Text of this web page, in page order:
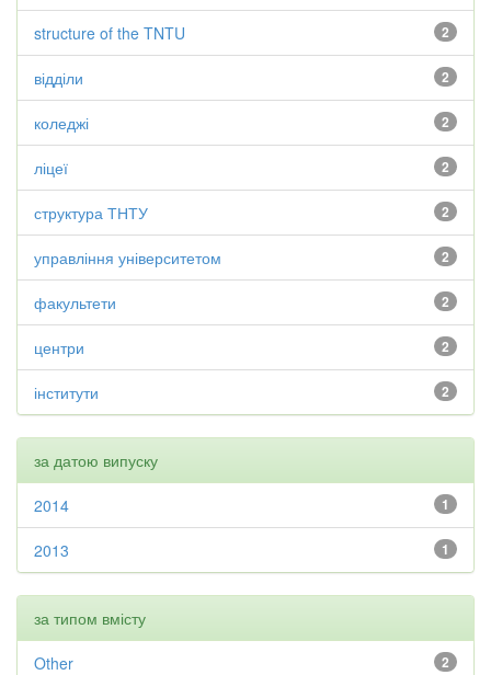
2
structure of the TNTU
2
відділи
2
коледжі
2
ліцеї
2
структура ТНТУ
2
управління університетом
2
факультети
2
центри
2
інститути
за датою випуску
1
2014
1
2013
за типом вмісту
2
Other